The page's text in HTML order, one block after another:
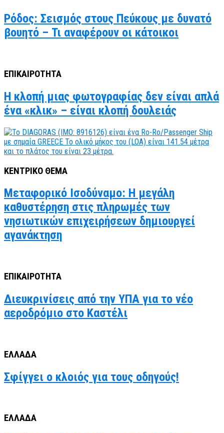
Ρόδος: Σεισμός στους Πεύκους με δυνατό
βουητό – Τι αναφέρουν οι κάτοικοι
ΕΠΙΚΑΙΡΟΤΗΤΑ
Η κλοπή μιας φωτογραφίας δεν είναι απλά
ένα «κλικ» – είναι κλοπή δουλειάς
ΚΕΝΤΡΙΚΟ ΘΕΜΑ
Μεταφορικό Ισοδύναμο: Η μεγάλη
καθυστέρηση στις πληρωμές των
νησιωτικών επιχειρήσεων δημιουργεί
αγανάκτηση
ΕΠΙΚΑΙΡΟΤΗΤΑ
Διευκρινίσεις από την ΥΠΑ για το νέο
αεροδρόμιο στο Καστέλι
ΕΛΛΑΔΑ
Σφίγγει ο κλοιός για τους οδηγούς!
ΕΛΛΑΔΑ